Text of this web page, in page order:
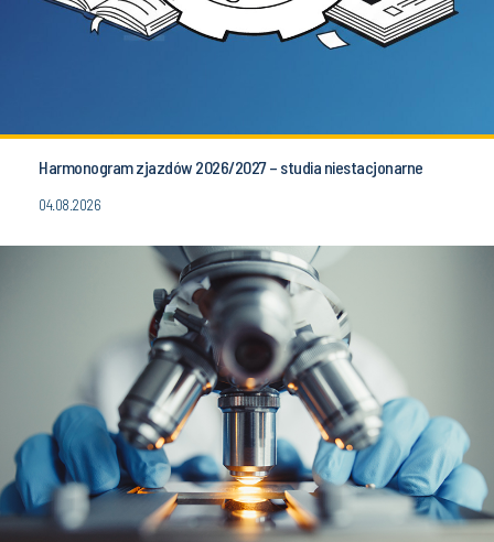
Harmonogram zjazdów 2026/2027 – studia niestacjonarne
04.08.2026